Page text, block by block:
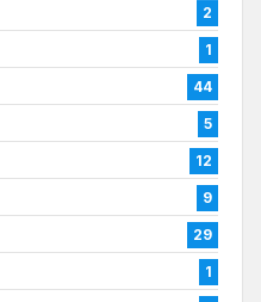
2
1
44
5
12
9
29
1